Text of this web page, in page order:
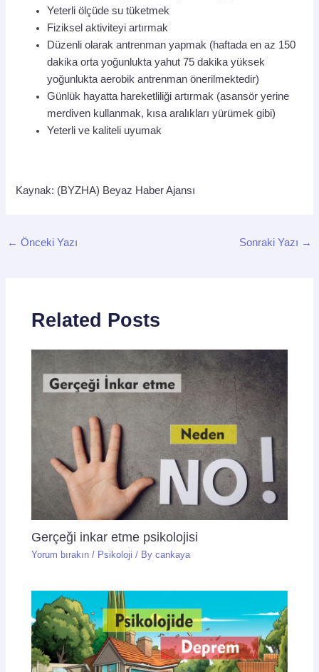
Yeterli ölçüde su tüketmek
Fiziksel aktiviteyi artırmak
Düzenli olarak antrenman yapmak (haftada en az 150
dakika orta yoğunlukta yahut 75 dakika yüksek
yoğunlukta aerobik antrenman önerilmektedir)
Günlük hayatta hareketliliği artırmak (asansör yerine
merdiven kullanmak, kısa aralıkları yürümek gibi)
Yeterli ve kaliteli uyumak
Kaynak: (BYZHA) Beyaz Haber Ajansı
← Önceki Yazı Sonraki Yazı →
Related Posts
Gerçeği inkar etme psikolojisi
Yorum bırakın / Psikoloji / Bycankaya